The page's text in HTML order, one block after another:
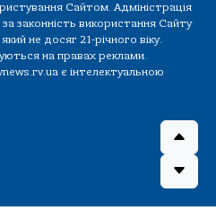
Сайтом. Адміністрація
законність використання Сайту
не досяг 21-річного віку.
на правах реклами.
є інтелектуальною